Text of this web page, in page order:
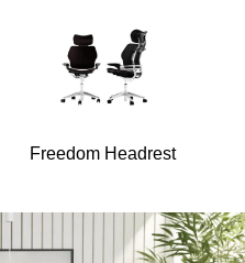
Freedom Headrest